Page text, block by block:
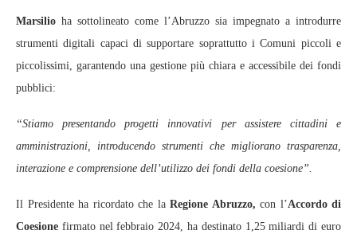
Marsilio ha sottolineato come l’Abruzzo sia impegnato a introdurre
strumenti digitali capaci di supportare soprattutto i Comuni piccoli e
piccolissimi, garantendo una gestione più chiara e accessibile dei fondi
pubblici:
“Stiamo presentando progetti innovativi per assistere cittadini e
amministrazioni, introducendo strumenti che migliorano trasparenza,
interazione e comprensione dell’utilizzo dei fondi della coesione”.
Il Presidente ha ricordato che la Regione Abruzzo, con l’Accordo di
Coesione firmato nel febbraio 2024, ha destinato 1,25 miliardi di euro